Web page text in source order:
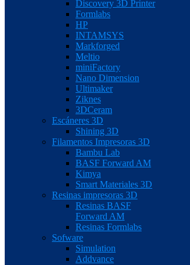
Discovery 3D Printer
Formlabs
HP
INTAMSYS
Markforged
Meltio
miniFactory
Nano Dimension
Ultimaker
Ziknes
3DCeram
Escáneres 3D
Shining 3D
Filamentos Impresoras 3D
Bambu Lab
BASF Forward AM
Kimya
Smart Materiales 3D
Resinas impresoras 3D
Resinas BASF
Forward AM
Resinas Formlabs
Sofware
Simulation
Addvance